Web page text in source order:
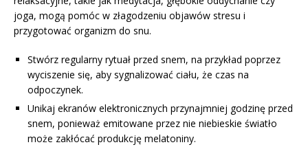
joga, mogą pomóc w złagodzeniu objawów stresu i
przygotować organizm do snu.
Stwórz regularny rytuał przed snem, na przykład poprzez
wyciszenie się, aby sygnalizować ciału, że czas na
odpoczynek.
Unikaj ekranów elektronicznych przynajmniej godzinę przed
snem, ponieważ emitowane przez nie niebieskie światło
może zakłócać produkcję melatoniny.